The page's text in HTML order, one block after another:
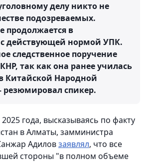
делу никто не
подозреваемых.
продолжается в
с действующей нормой УПК.
следственное поручение
так как она ранее училась
Китайской Народной
резюмировал спикер.
года, высказываясь по факту
в Алматы, замминистра
Адиловзаявлял, что все
стороны "в полном объеме